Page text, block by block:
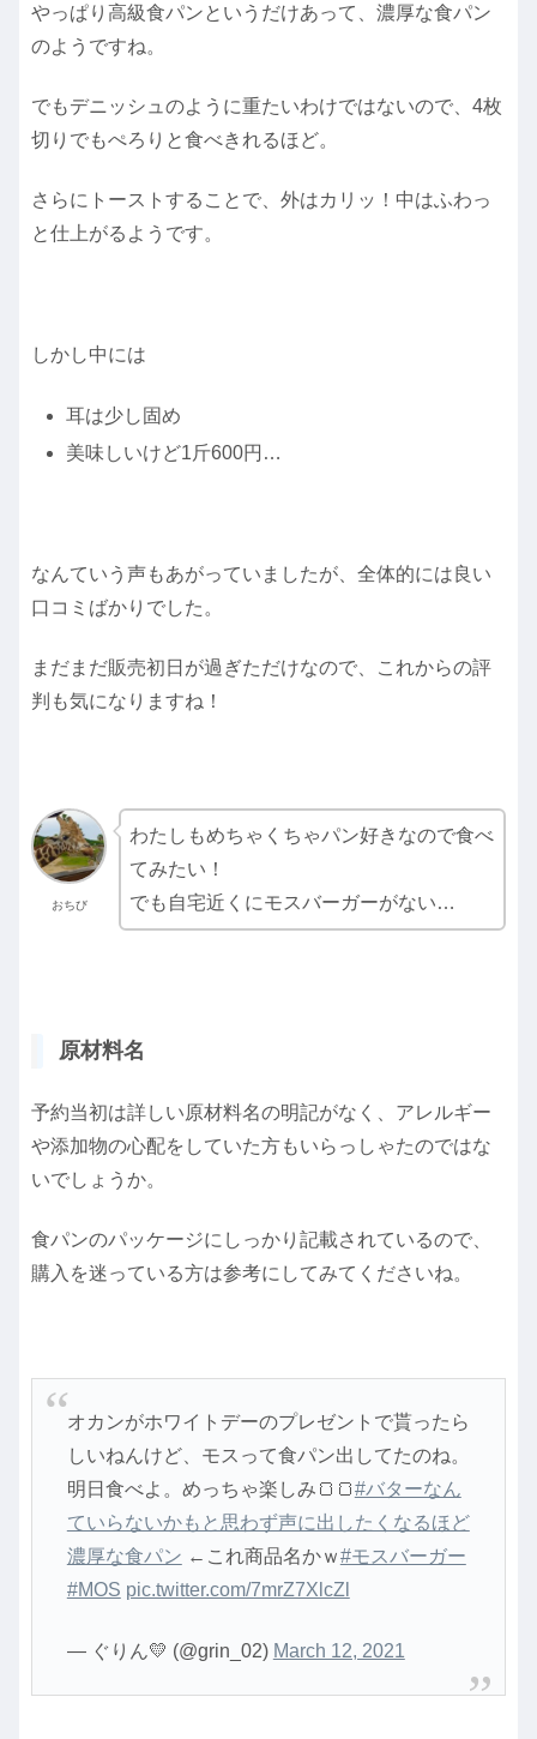
やっぱり高級食パンというだけあって、濃厚な食パン
のようですね。
でもデニッシュのように重たいわけではないので、4枚
切りでもぺろりと食べきれるほど。
さらにトーストすることで、外はカリッ！中はふわっ
と仕上がるようです。
しかし中には
耳は少し固め
美味しいけど1斤600円…
なんていう声もあがっていましたが、全体的には良い
口コミばかりでした。
まだまだ販売初日が過ぎただけなので、これからの評
判も気になりますね！
おちび
わたしもめちゃくちゃパン好きなので食べ
てみたい！
でも自宅近くにモスバーガーがない…
原材料名
予約当初は詳しい原材料名の明記がなく、アレルギー
や添加物の心配をしていた方もいらっしゃたのではな
いでしょうか。
食パンのパッケージにしっかり記載されているので、
購入を迷っている方は参考にしてみてくださいね。
オカンがホワイトデーのプレゼントで貰ったら
しいねんけど、モスって食パン出してたのね。
明日食べよ。めっちゃ楽しみ🍞🍞#バターなん
ていらないかもと思わず声に出したくなるほど
濃厚な食パン ←これ商品名かｗ#モスバーガー
#MOS pic.twitter.com/7mrZ7XlcZl
— ぐりん💛 (@grin_02) March 12, 2021